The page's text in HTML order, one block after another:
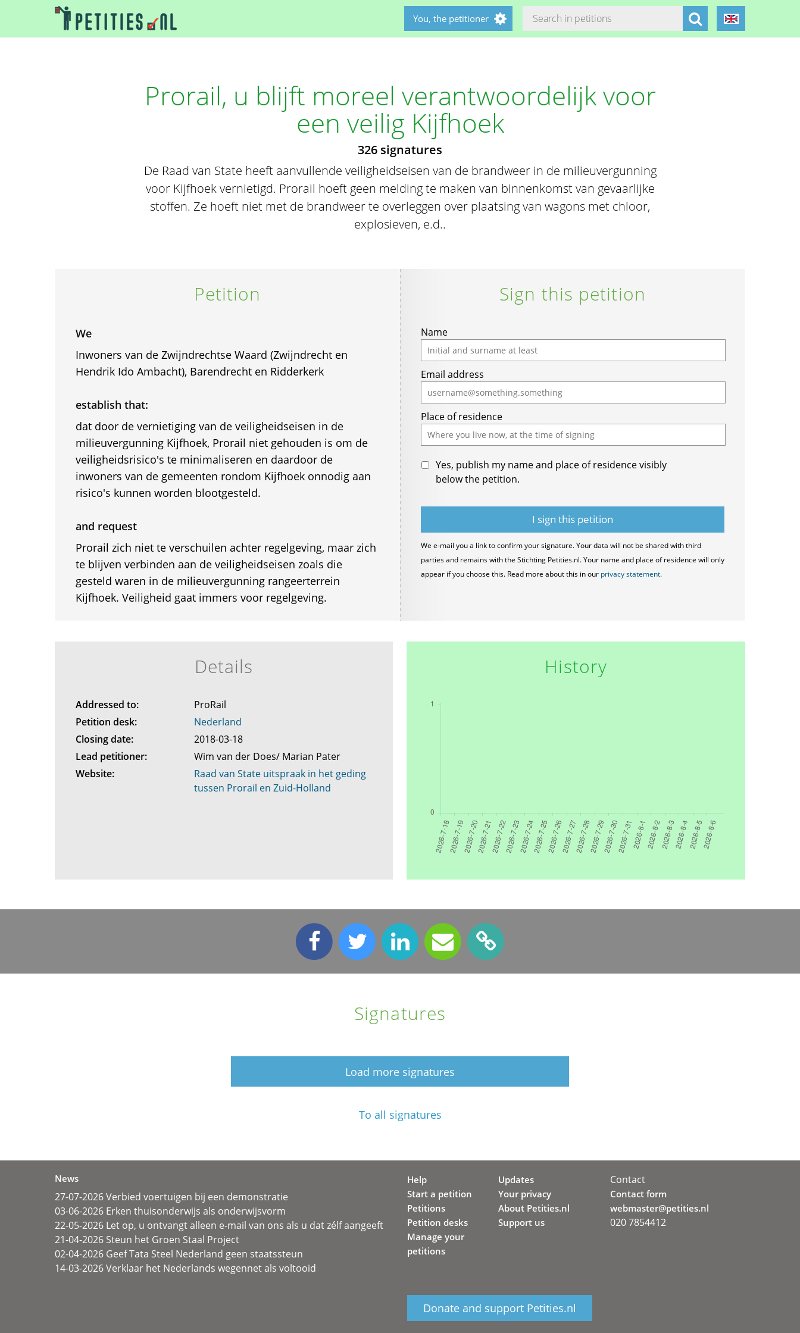
You, the petitioner
Prorail, u blijft moreel verantwoordelijk voor
een veilig Kijfhoek
326 signatures
De Raad van State heeft aanvullende veiligheidseisen van de brandweer in de milieuvergunning
voor Kijfhoek vernietigd. Prorail hoeft geen melding te maken van binnenkomst van gevaarlijke
stoffen. Ze hoeft niet met de brandweer te overleggen over plaatsing van wagons met chloor,
explosieven, e.d..
Petition
We
Inwoners van de Zwijndrechtse Waard (Zwijndrecht en
Hendrik Ido Ambacht), Barendrecht en Ridderkerk
establish that:
dat door de vernietiging van de veiligheidseisen in de
milieuvergunning Kijfhoek, Prorail niet gehouden is om de
veiligheidsrisico's te minimaliseren en daardoor de
inwoners van de gemeenten rondom Kijfhoek onnodig aan
risico's kunnen worden blootgesteld.
and request
Prorail zich niet te verschuilen achter regelgeving, maar zich
te blijven verbinden aan de veiligheidseisen zoals die
gesteld waren in de milieuvergunning rangeerterrein
Kijfhoek. Veiligheid gaat immers voor regelgeving.
Sign this petition
If
you
are
a
human,
ignore
this
field
Name
Email address
Place of residence
Yes, publish my name and place of residence visibly
below the petition.
We e-mail you a link to confirm your signature. Your data will not be shared with third
parties and remains with the Stichting Petities.nl. Your name and place of residence will only
appear if you choose this. Read more about this in our privacy statement.
Details
Addressed to:
ProRail
Petition desk:
Nederland
Closing date:
2018-03-18
Lead petitioner:
Wim van der Does/ Marian Pater
Website:
Raad van State uitspraak in het geding
tussen Prorail en Zuid-Holland
History
Signatures
Load more signatures
To all signatures
News
27-07-2026 Verbied voertuigen bij een demonstratie
03-06-2026 Erken thuisonderwijs als onderwijsvorm
22-05-2026 Let op, u ontvangt alleen e-mail van ons als u dat zélf aangeeft
21-04-2026 Steun het Groen Staal Project
02-04-2026 Geef Tata Steel Nederland geen staatssteun
14-03-2026 Verklaar het Nederlands wegennet als voltooid
Help
Start a petition
Petitions
Petition desks
Manage your
petitions
Updates
Your privacy
About Petities.nl
Support us
Donate and support Petities.nl
Contact
Contact form
webmaster@petities.nl
020 7854412